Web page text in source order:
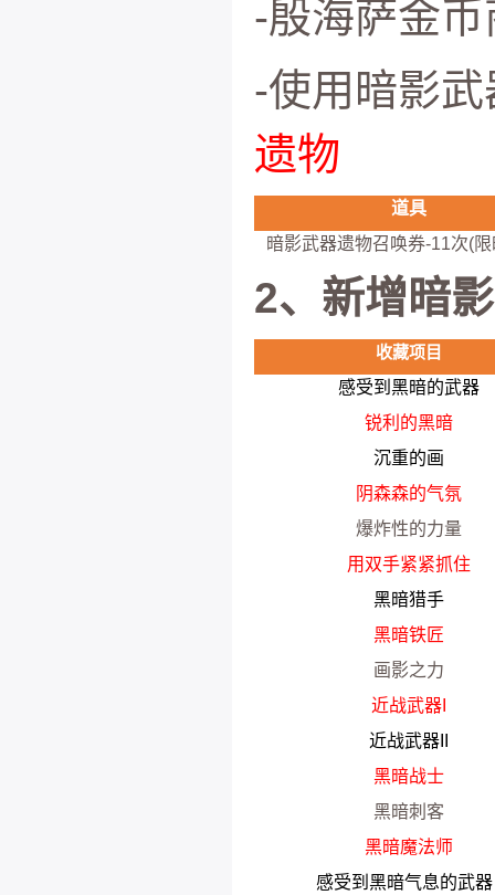
-殷海萨金
-使用暗影
遗物
道具
暗影武器遗物召唤券-11次(
2、新增暗
收藏项目
感受到黑暗的武器
锐利的黑暗
沉重的画
阴森森的气氛
爆炸性的力量
用双手紧紧抓住
黑暗猎手
黑暗铁匠
画影之力
近战武器I
近战武器II
黑暗战士
黑暗刺客
黑暗魔法师
感受到黑暗气息的武器